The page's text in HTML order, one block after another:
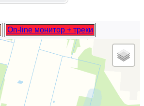
On-line монитор + треки